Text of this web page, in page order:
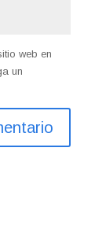
web en
un